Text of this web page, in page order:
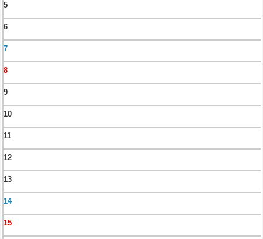
5
6
7
8
9
10
11
12
13
14
15